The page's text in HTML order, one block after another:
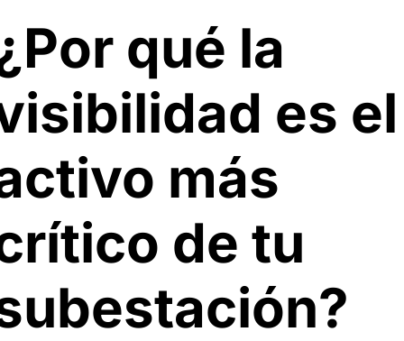
qué la
es el
más
de tu